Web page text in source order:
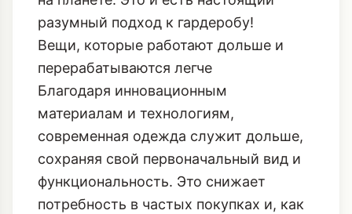
разумный подход к гардеробу!
Вещи, которые работают дольше и
перерабатываются легче
Благодаря инновационным
материалам и технологиям,
современная одежда служит дольше,
сохраняя свой первоначальный вид и
функциональность. Это снижает
потребность в частых покупках и, как